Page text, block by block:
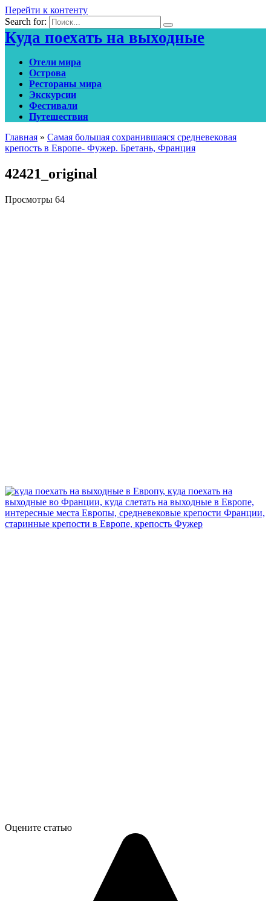
Перейти к контенту
Search for:
Куда поехать на выходные
Отели мира
Острова
Рестораны мира
Экскурсии
Фестивали
Путешествия
Главная » Самая большая сохранившаяся средневековая
крепость в Европе- Фужер. Бретань, Франция
42421_original
Просмотры 64
Оцените статью